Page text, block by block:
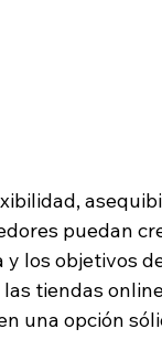
puedan
los objetivos
tiendas
una opción